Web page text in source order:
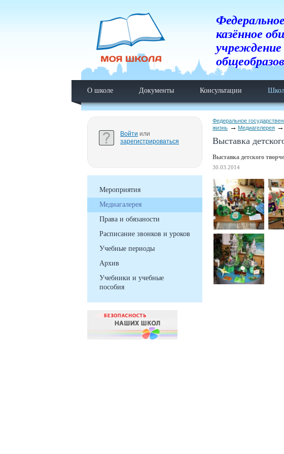
казённое
О школе Документы Консультации
Войти или
зарегистрироваться
Мероприятия
Медиагалерея
Права и обязаности
Расписание звонков и уроков
Учебные периоды
Архив
Учебники и учебные
пособия
Федеральное
жизнь
Медиагелерея
Выставка
Выставка детского
30.03.2014